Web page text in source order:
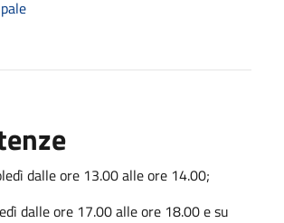
dalle ore 13.00 alle ore 14.00;
dalle ore 17.00 alle ore 18.00 e su